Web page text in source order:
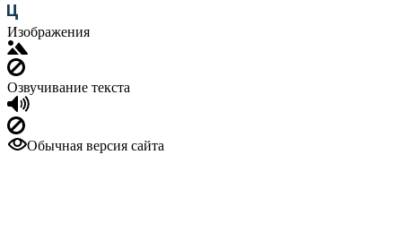
Изображения
Озвучивание текста
Обычная версия сайта